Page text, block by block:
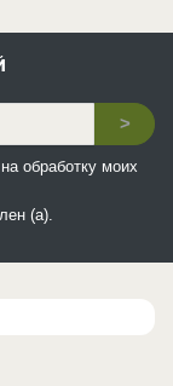
>
обработку моих
(а).